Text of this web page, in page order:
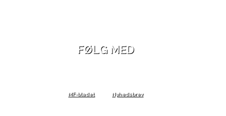
FØLG MED
MF-bladet Nyhedsbrev